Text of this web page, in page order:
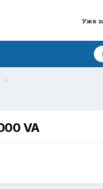
Уже
VA